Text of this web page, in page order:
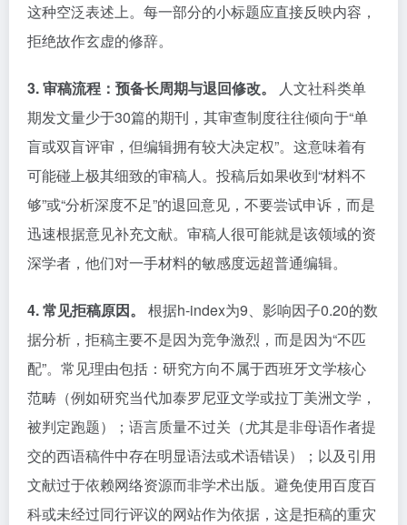
这种空泛表述上。每一部分的小标题应直接反映内容，
拒绝故作玄虚的修辞。
3. 审稿流程：预备长周期与退回修改。
人文社科类单
期发文量少于30篇的期刊，其审查制度往往倾向于“单
盲或双盲评审，但编辑拥有较大决定权”。这意味着有
可能碰上极其细致的审稿人。投稿后如果收到“材料不
够”或“分析深度不足”的退回意见，不要尝试申诉，而是
迅速根据意见补充文献。审稿人很可能就是该领域的资
深学者，他们对一手材料的敏感度远超普通编辑。
4. 常见拒稿原因。
根据h-index为9、影响因子0.20的数
据分析，拒稿主要不是因为竞争激烈，而是因为“不匹
配”。常见理由包括：研究方向不属于西班牙文学核心
范畴（例如研究当代加泰罗尼亚文学或拉丁美洲文学，
被判定跑题）；语言质量不过关（尤其是非母语作者提
交的西语稿件中存在明显语法或术语错误）；以及引用
文献过于依赖网络资源而非学术出版。避免使用百度百
科或未经过同行评议的网站作为依据，这是拒稿的重灾